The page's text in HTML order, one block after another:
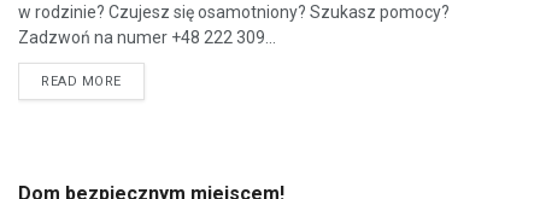
w rodzinie? Czujesz się osamotniony? Szukasz pomocy?
Zadzwoń na numer +48 222 309...
READ MORE
Dom bezpiecznym miejscem!